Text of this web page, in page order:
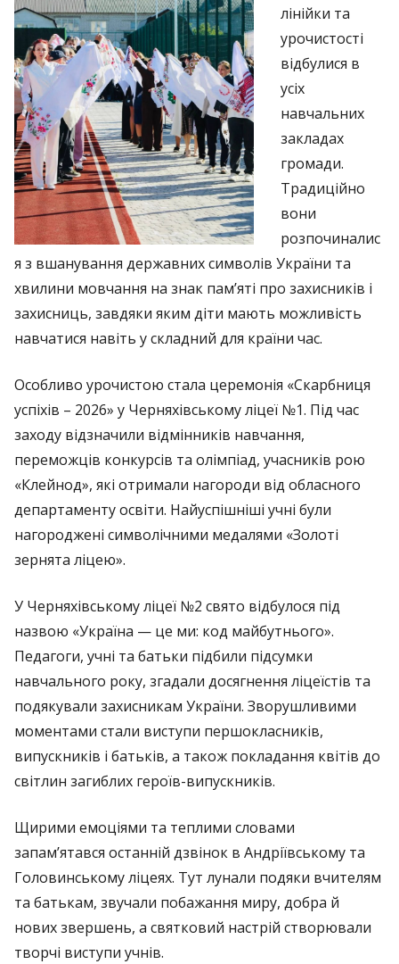
лінійки та
урочистості
відбулися в
усіх
навчальних
закладах
громади.
Традиційно
вони
розпочиналис
я з вшанування державних символів України та
хвилини мовчання на знак пам’яті про захисників і
захисниць, завдяки яким діти мають можливість
навчатися навіть у складний для країни час.
Особливо урочистою стала церемонія «Скарбниця
успіхів – 2026» у Черняхівському ліцеї №1. Під час
заходу відзначили відмінників навчання,
переможців конкурсів та олімпіад, учасників рою
«Клейнод», які отримали нагороди від обласного
департаменту освіти. Найуспішніші учні були
нагороджені символічними медалями «Золоті
зернята ліцею».
У Черняхівському ліцеї №2 свято відбулося під
назвою «Україна — це ми: код майбутнього».
Педагоги, учні та батьки підбили підсумки
навчального року, згадали досягнення ліцеїстів та
подякували захисникам України. Зворушливими
моментами стали виступи першокласників,
випускників і батьків, а також покладання квітів до
світлин загиблих героїв-випускників.
Щирими емоціями та теплими словами
запам’ятався останній дзвінок в Андріївському та
Головинському ліцеях. Тут лунали подяки вчителям
та батькам, звучали побажання миру, добра й
нових звершень, а святковий настрій створювали
творчі виступи учнів.